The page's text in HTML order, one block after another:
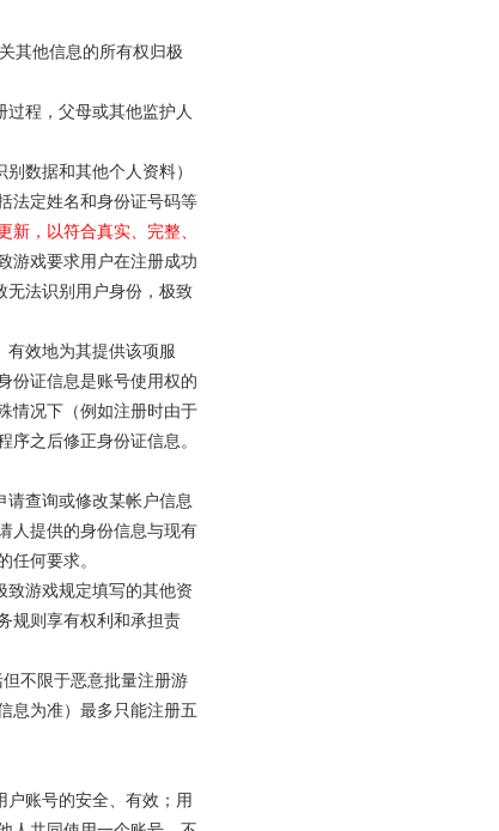
其他信息的所有权归极
程，父母或其他监护人
数据和其他个人资料）
法定姓名和身份证号码等
，以符合真实、完整、
游戏要求用户在注册成功
无法识别用户身份，极致
有效地为其提供该项服
份证信息是账号使用权的
情况下（例如注册时由于
之后修正身份证信息。
请查询或修改某帐户信息
人提供的身份信息与现有
何要求。
致游戏规定填写的其他资
规则享有权利和承担责
不限于恶意批量注册游
息为准）最多只能注册五
账号的安全、有效；用